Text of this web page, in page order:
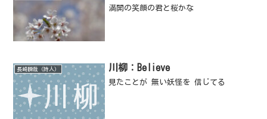
満開の笑顔の君と桜かな
長崎瞬哉（詩人） 川柳：Believe
見たことが 無い妖怪を 信じてる